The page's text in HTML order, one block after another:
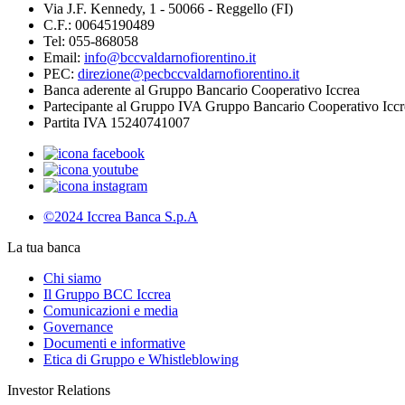
Via J.F. Kennedy, 1 - 50066 - Reggello (FI)
C.F.: 00645190489
Tel: 055-868058
Email: info@bccvaldarnofiorentino.it
PEC: direzione@pecbccvaldarnofiorentino.it
Banca aderente al Gruppo Bancario Cooperativo Iccrea
Partecipante al Gruppo IVA Gruppo Bancario Cooperativo
Partita IVA 15240741007
©2024 Iccrea Banca S.p.A
La tua banca
Chi siamo
Il Gruppo BCC Iccrea
Comunicazioni e media
Governance
Documenti e informative
Etica di Gruppo e Whistleblowing
Investor Relations